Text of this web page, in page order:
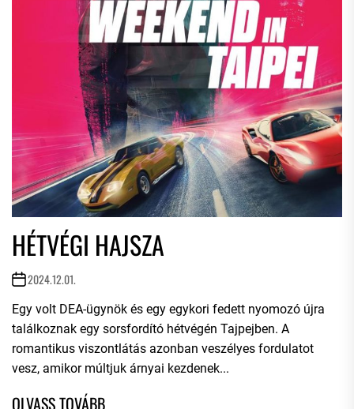
HÉTVÉGI HAJSZA
2024.12.01.
Egy volt DEA-ügynök és egy egykori fedett nyomozó újra
találkoznak egy sorsfordító hétvégén Tajpejben. A
romantikus viszontlátás azonban veszélyes fordulatot
vesz, amikor múltjuk árnyai kezdenek...